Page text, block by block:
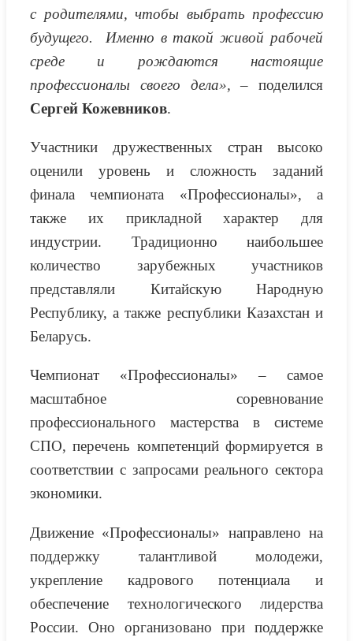
с родителями, чтобы выбрать профессию
будущего. Именно в такой живой рабочей
среде и рождаются настоящие
профессионалы своего дела», – поделился
Сергей Кожевников.
Участники дружественных стран высоко
оценили уровень и сложность заданий
финала чемпионата «Профессионалы», а
также их прикладной характер для
индустрии. Традиционно наибольшее
количество зарубежных участников
представляли Китайскую Народную
Республику, а также республики Казахстан и
Беларусь.
Чемпионат «Профессионалы» – самое
масштабное соревнование
профессионального мастерства в системе
СПО, перечень компетенций формируется в
соответствии с запросами реального сектора
экономики.
Движение «Профессионалы» направлено на
поддержку талантливой молодежи,
укрепление кадрового потенциала и
обеспечение технологического лидерства
России. Оно организовано при поддержке